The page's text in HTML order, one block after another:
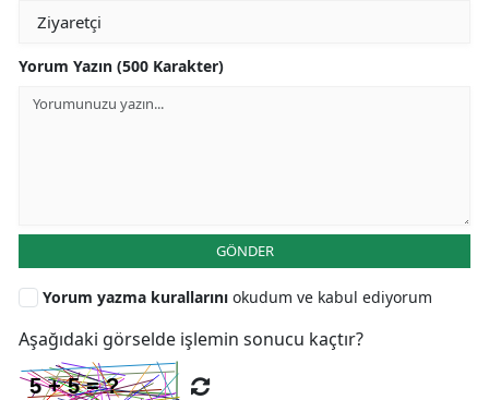
Yorum Yazın (500 Karakter)
GÖNDER
Yorum yazma kurallarını okudum ve kabul ediyorum
Aşağıdaki görselde işlemin sonucu kaçtır?